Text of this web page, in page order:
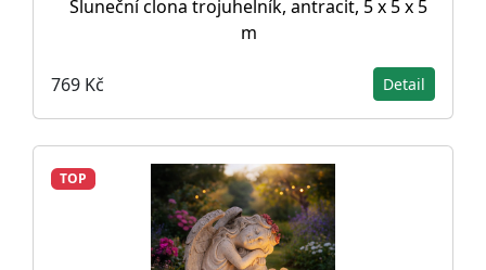
Sluneční clona trojuhelník, antracit, 5 x 5 x 5
m
769 Kč Detail
TOP